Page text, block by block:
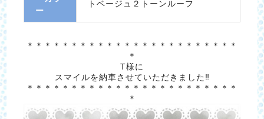
ー
トベージュ２トーンルーフ
＊＊＊＊＊＊＊＊＊＊＊＊＊＊＊＊＊＊＊＊＊＊＊＊
＊
T様に
スマイルを納車させていただきました‼
＊＊＊＊＊＊＊＊＊＊＊＊＊＊＊＊＊＊＊＊＊＊＊＊
＊